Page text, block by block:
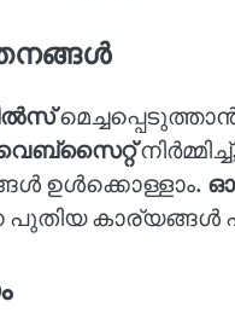
ഉൾക്കൊള്ളാം.
കാര്യങ്ങൾ